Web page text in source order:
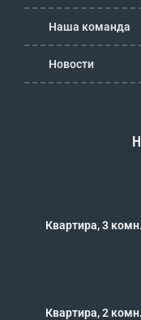
Наша команда
Новости
Квартира, 3
Квартира, 2